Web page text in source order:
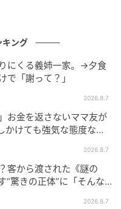
キング
にくる義姉一家。→夕食
で「謝って？」
2026.8.7
お金を返さないママ友が
けても強気な態度なワ
2026.8.7
客から渡された《謎の
驚きの正体”に「そんな
2026.8.7